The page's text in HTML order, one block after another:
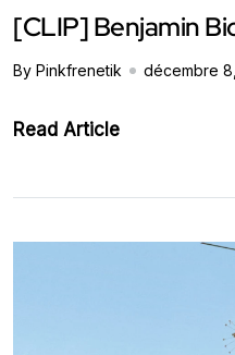
[CLIP] Benjamin
By Pinkfrenetik décembre
Read Article